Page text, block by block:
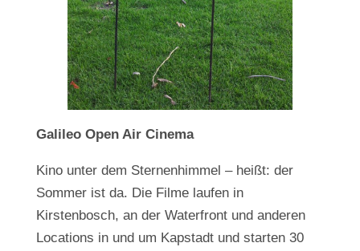
Galileo Open Air Cinema
Kino unter dem Sternenhimmel – heißt: der
Sommer ist da. Die Filme laufen in
Kirstenbosch, an der Waterfront und anderen
Locations in und um Kapstadt und starten 30